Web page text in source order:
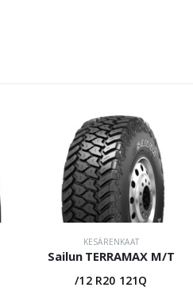
KESÄRENKAAT
Sailun TERRAMAX M/T
/12 R20 121Q